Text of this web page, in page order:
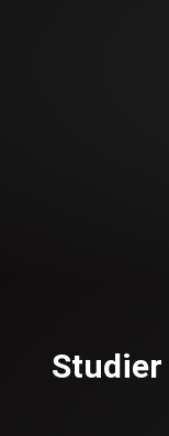
Studier